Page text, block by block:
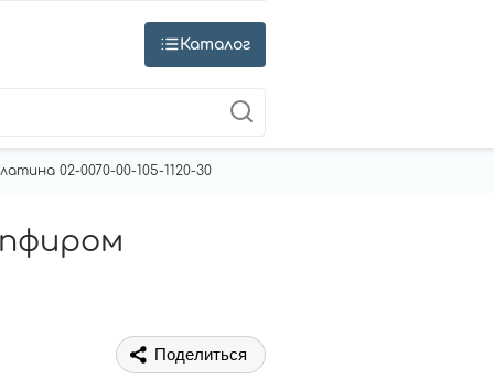
Каталог
02-0070-00-105-1120-30
Поделиться